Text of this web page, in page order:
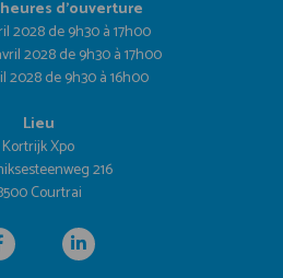
d'ouverture
2028 de 9h30 à 17h00
2028 de 9h30 à 17h00
2028 de 9h30 à 16h00
Lieu
Kortrijk Xpo
216
Courtrai